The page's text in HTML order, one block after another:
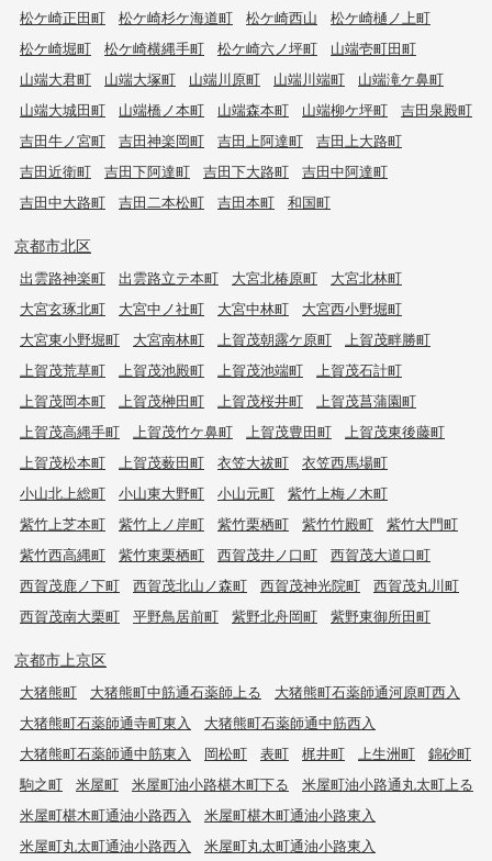
松ケ崎正田町
松ケ崎杉ケ海道町 松ケ崎西山
松ケ崎樋ノ上町
松ケ崎堀町
松ケ崎横縄手町 松ケ崎六ノ坪町
山端壱町田町
山端大君町
山端大塚町 山端川原町 山端川端町
山端滝ケ鼻町
山端大城田町
山端橋ノ本町 山端森本町 山端柳ケ坪町
吉田泉殿町
吉田牛ノ宮町
吉田神楽岡町 吉田上阿達町
吉田上大路町
吉田近衛町
吉田下阿達町 吉田下大路町
吉田中阿達町
吉田中大路町
吉田二本松町 吉田本町 和国町
京都市北区
出雲路神楽町 出雲路立テ本町 大宮北椿原町
大宮北林町
大宮玄琢北町
大宮中ノ社町 大宮中林町
大宮西小野堀町
大宮東小野堀町
大宮南林町 上賀茂朝露ケ原町
上賀茂畔勝町
上賀茂荒草町
上賀茂池殿町 上賀茂池端町
上賀茂石計町
上賀茂岡本町
上賀茂榊田町 上賀茂桜井町
上賀茂菖蒲園町
上賀茂高縄手町
上賀茂竹ケ鼻町 上賀茂豊田町
上賀茂東後藤町
上賀茂松本町
上賀茂薮田町 衣笠大祓町
衣笠西馬場町
小山北上総町
小山東大野町 小山元町
紫竹上梅ノ木町
紫竹上芝本町
紫竹上ノ岸町 紫竹栗栖町 紫竹竹殿町
紫竹大門町
紫竹西高縄町
紫竹東栗栖町 西賀茂井ノ口町
西賀茂大道口町
西賀茂鹿ノ下町
西賀茂北山ノ森町 西賀茂神光院町
西賀茂丸川町
西賀茂南大栗町
平野鳥居前町 紫野北舟岡町 紫野東御所田町
京都市上京区
大猪熊町 大猪熊町中筋通石薬師上る
大猪熊町石薬師通河原町西入
大猪熊町石薬師通寺町東入
大猪熊町石薬師通中筋西入
大猪熊町石薬師通中筋東入
岡松町 表町 梶井町 上生洲町
錦砂町
駒之町
米屋町 米屋町油小路椹木町下る
米屋町油小路通丸太町上る
米屋町椹木町通油小路西入
米屋町椹木町通油小路東入
米屋町丸太町通油小路西入
米屋町丸太町通油小路東入